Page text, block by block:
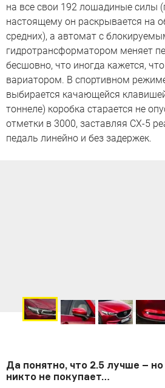
на все свои 192 лошадиные силы
настоящему он раскрывается на
средних), а автомат с
гидротрансформатором меняет
бесшовно, что иногда кажется,
вариатором. В спортивном
выбирается качающейся
тоннеле) коробка старается не
отметки в 3000, заставляя CX-5
педаль линейно и без задержек.
Да понятно, что 2.5 лучше –
никто не покупает…